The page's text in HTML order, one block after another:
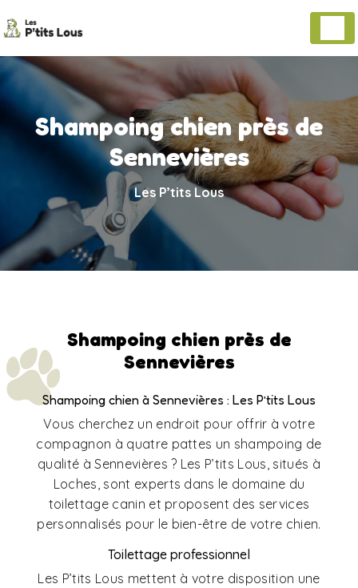
Shampoing chien près de
Sennevières
Les P’tits Lous
Shampoing chien près de
Sennevières
Shampoing chien à Sennevières : Les P’tits Lous
Vous cherchez un endroit pour offrir à votre
compagnon à quatre pattes un shampoing de
qualité à Sennevières ? Les P’tits Lous, situés à
Loches, sont experts dans le domaine du
toilettage canin et proposent des services
personnalisés pour le bien-être de votre chien.
Toilettage professionnel
Les P’tits Lous mettent à votre disposition une